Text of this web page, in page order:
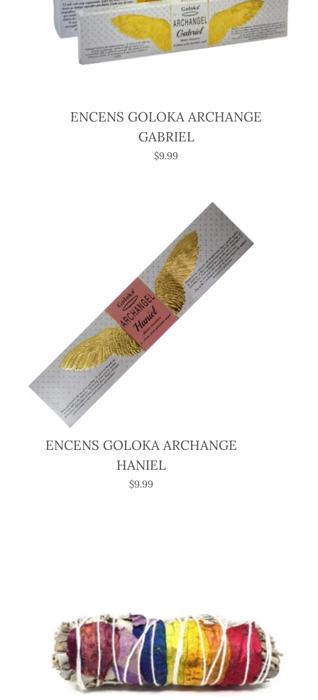
ENCENS GOLOKA ARCHANGE
GABRIEL
$9.99
ENCENS GOLOKA ARCHANGE
HANIEL
$9.99